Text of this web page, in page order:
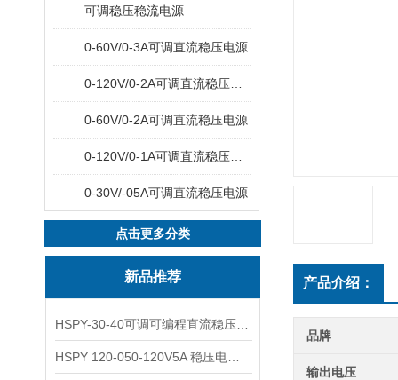
可调稳压稳流电源
0-60V/0-3A可调直流稳压电源
0-60V/0-2A可调直流稳压电源
0-30V/-05A可调直流稳压电源
点击更多分类
新品推荐 产品介绍：
品牌
输出电压